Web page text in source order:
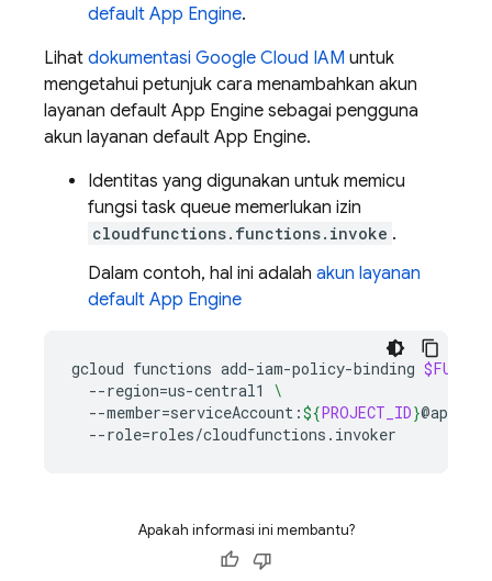
default App Engine.
Lihat dokumentasi Google Cloud IAM untuk
mengetahui petunjuk cara menambahkan akun
layanan default App Engine sebagai pengguna
akun layanan default App Engine.
Identitas yang digunakan untuk memicu
fungsi task queue memerlukan izin
cloudfunctions.functions.invoke .
Dalam contoh, hal ini adalah akun layanan
default App Engine
gcloud functions add-iam-policy-binding
--region=us-central1
\
--member=serviceAccount:${PROJECT_ID}
--role=
Apakah informasi ini membantu?